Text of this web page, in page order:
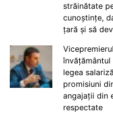
străinătate
cunoștințe,
țară și să
legea
promisiuni
angajații din
respectate